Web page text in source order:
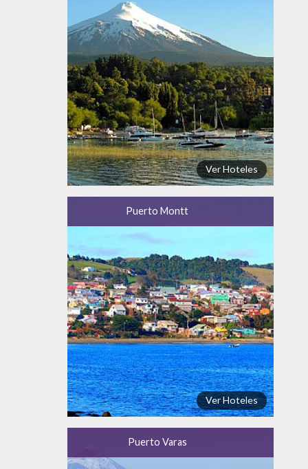
Ver Hoteles
Puerto Montt
Ver Hoteles
Puerto Varas